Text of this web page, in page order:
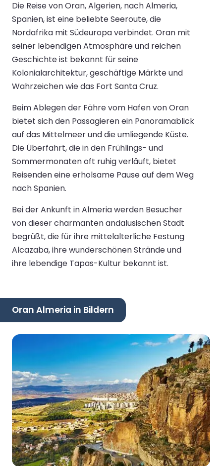
Die Reise von Oran, Algerien, nach Almeria,
Spanien, ist eine beliebte Seeroute, die
Nordafrika mit Südeuropa verbindet. Oran mit
seiner lebendigen Atmosphäre und reichen
Geschichte ist bekannt für seine
Kolonialarchitektur, geschäftige Märkte und
Wahrzeichen wie das Fort Santa Cruz.
Beim Ablegen der Fähre vom Hafen von Oran
bietet sich den Passagieren ein Panoramablick
auf das Mittelmeer und die umliegende Küste.
Die Überfahrt, die in den Frühlings- und
Sommermonaten oft ruhig verläuft, bietet
Reisenden eine erholsame Pause auf dem Weg
nach Spanien.
Bei der Ankunft in Almeria werden Besucher
von dieser charmanten andalusischen Stadt
begrüßt, die für ihre mittelalterliche Festung
Alcazaba, ihre wunderschönen Strände und
ihre lebendige Tapas-Kultur bekannt ist.
Oran Almeria in Bildern